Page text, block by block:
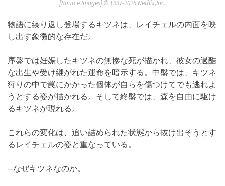
[Source Images] ©︎ 1997-2026 Netflix,Inc.
物語に繰り返し登場するキツネは、レイチェルの内面を映
し出す象徴的な存在だ。
序盤では妊娠したキツネの無惨な死が描かれ、彼女の過酷
な出生や受け継がれた運命を暗示する。中盤では、キツネ
狩りの中で罠にかかった個体が自らを傷つけてでも逃れよ
うとする姿が描かれる。そして終盤では、森を自由に駆け
るキツネが現れる。
これらの変化は、追い詰められた状態から抜け出そうとす
るレイチェルの姿と重なっている。
─なぜキツネなのか。